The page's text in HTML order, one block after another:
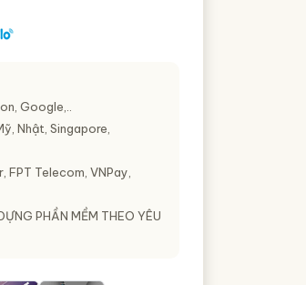
Google,..
Nhật, Singapore,
Telecom, VNPay,
PHẦN MỀM THEO YÊU